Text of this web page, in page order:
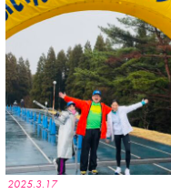
2025.3.17